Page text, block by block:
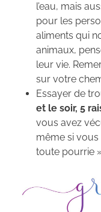
l’eau, mais
pour les
aliments qui
animaux,
leur vie.
sur votre
Essayer de
et le soir, 5
vous avez
même si
toute pourrie